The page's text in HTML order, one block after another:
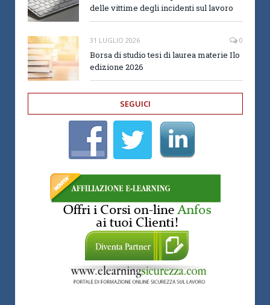
delle vittime degli incidenti sul lavoro
31 LUGLIO 2026 0
Borsa di studio tesi di laurea materie Ilo
edizione 2026
SEGUICI